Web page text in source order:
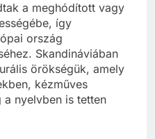
a meghódított vagy
így
ország
Skandináviában
örökségük, amely
kézműves
a nyelvben is tetten